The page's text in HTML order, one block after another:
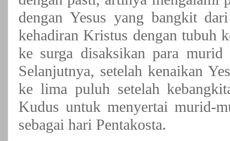
dengan Yesus yang bangkit
kehadiran Kristus dengan tubuh
ke surga disaksikan para
Selanjutnya, setelah kenaikan
ke lima puluh setelah
Kudus untuk menyertai murid-
sebagai hari Pentakosta.